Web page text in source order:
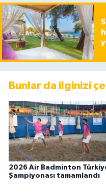
Bunlar da ilginizi
2026 Air Badminton
Şampiyonası tamamlandı